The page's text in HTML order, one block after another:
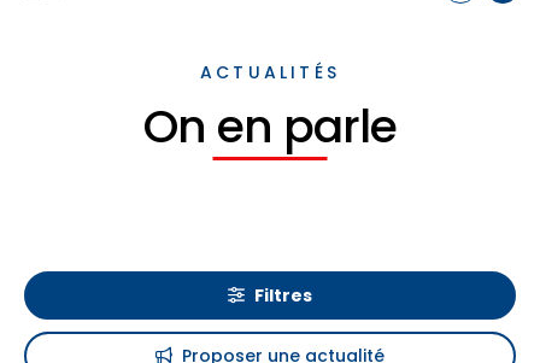
ACTUALITÉS
On en parle
Filtres
Proposer une actualité